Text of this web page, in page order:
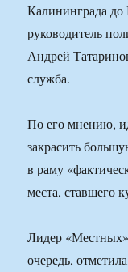
Калининграда до
руководитель
Андрей
служба.
По его мнению,
закрасить
в раму
места, ставшего
Лидер
очередь,